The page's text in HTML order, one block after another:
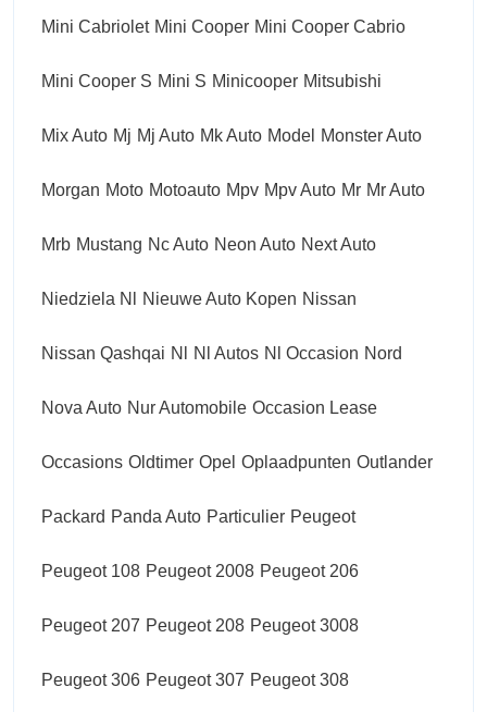
Mini Cabriolet Mini Cooper Mini Cooper Cabrio
Mini Cooper S Mini S Minicooper Mitsubishi
Mix Auto Mj Mj Auto Mk Auto Model Monster Auto
Morgan Moto Motoauto Mpv Mpv Auto Mr Mr Auto
Mrb Mustang Nc Auto Neon Auto Next Auto
Niedziela Nl Nieuwe Auto Kopen Nissan
Nissan Qashqai Nl Nl Autos Nl Occasion Nord
Nova Auto Nur Automobile Occasion Lease
Occasions Oldtimer Opel Oplaadpunten Outlander
Packard Panda Auto Particulier Peugeot
Peugeot 108 Peugeot 2008 Peugeot 206
Peugeot 207 Peugeot 208 Peugeot 3008
Peugeot 306 Peugeot 307 Peugeot 308